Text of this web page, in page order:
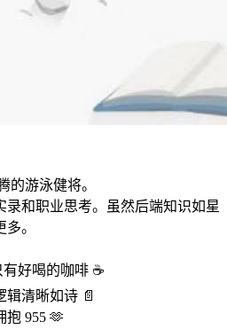
的游泳健将。
和职业思考。虽然后端知识如星
。
好喝的咖啡 ☕️
清晰如诗 📄
抱 955 🫶